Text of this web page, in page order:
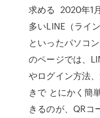
求める 2020年1
多いLINE（ライ
といったパソコ
のページでは、
やログイン方法
きで とにかく簡
きるのが、QRコ